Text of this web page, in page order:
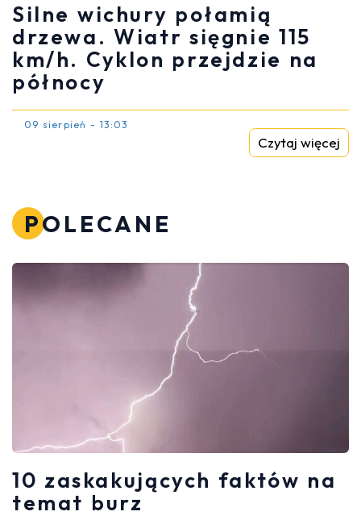
Silne wichury połamią
drzewa. Wiatr sięgnie 115
km/h. Cyklon przejdzie na
północy
09 sierpień - 13:03
Czytaj więcej
POLECANE
10 zaskakujących faktów na
temat burz